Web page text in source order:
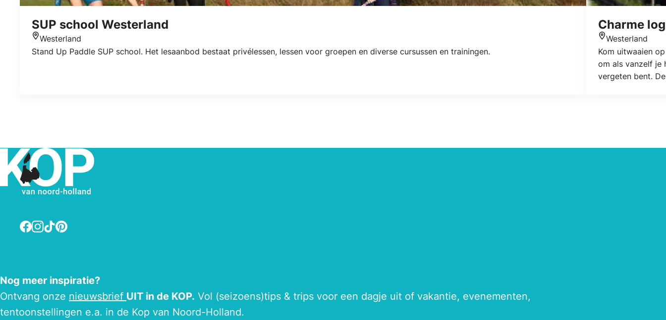
SUP school Westerland
Locatie
Westerland
Stand Up Paddle SUP school. Het lesaanbod bestaat privélessen, lessen voor groepen en diverse cursussen en trainingen.
Charme
Locatie
Westerland
Kom uitwaaien
om als vanzelf je
vergeten bent.
Facebook
Instagram
TikTokPinterest
Nog meer inspiratie?
Ontvang onze nieuwsbrief UIT in de KOP. Vol (seizoens)tips & trips voor een dagje uit of vakantie, evenementen,
tentoonstellingen e.a. in de Kop van Noord-Holland.